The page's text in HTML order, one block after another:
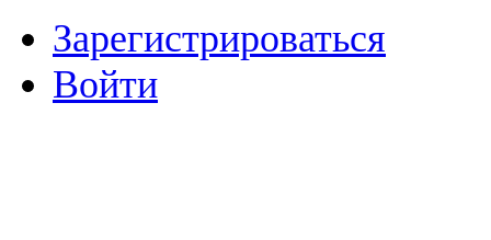
Зарегистрироваться
Войти